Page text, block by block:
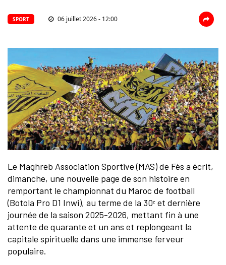
SPORT 06 juillet 2026 - 12:00
Le Maghreb Association Sportive (MAS) de Fès a écrit,
dimanche, une nouvelle page de son histoire en
remportant le championnat du Maroc de football
(Botola Pro D1 Inwi), au terme de la 30ᵉ et dernière
journée de la saison 2025-2026, mettant fin à une
attente de quarante et un ans et replongeant la
capitale spirituelle dans une immense ferveur
populaire.